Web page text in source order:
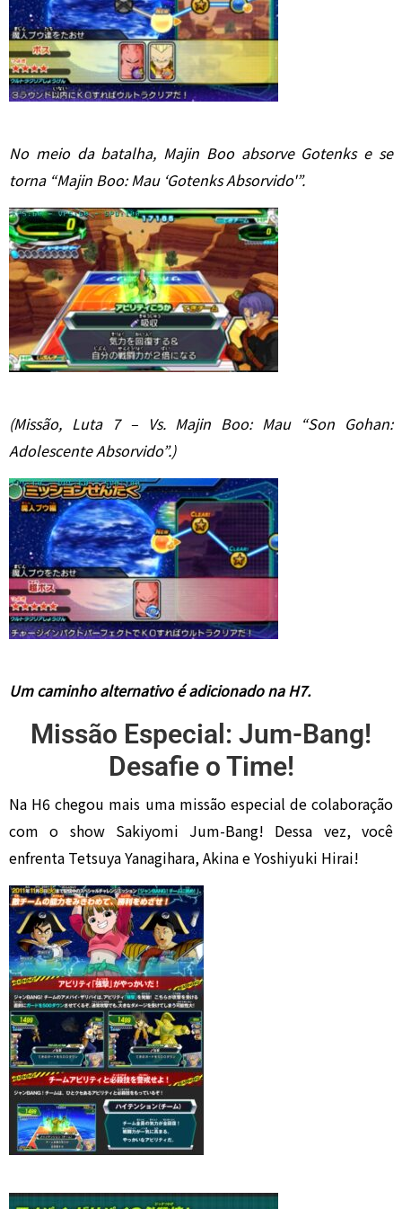
No meio da batalha, Majin Boo absorve Gotenks e se
torna “Majin Boo: Mau ‘Gotenks Absorvido'”.
(Missão, Luta 7 – Vs. Majin Boo: Mau “Son Gohan:
Adolescente Absorvido”.)
Um caminho alternativo é adicionado na H7.
Missão Especial: Jum-Bang!
Desafie o Time!
Na H6 chegou mais uma missão especial de colaboração
com o show Sakiyomi Jum-Bang! Dessa vez, você
enfrenta Tetsuya Yanagihara, Akina e Yoshiyuki Hirai!